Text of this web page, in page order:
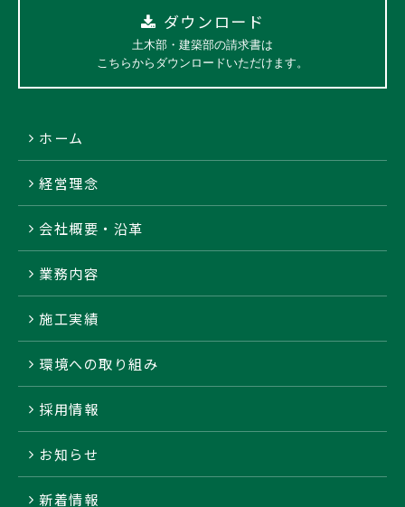
ダウンロード
土木部・建築部の請求書は
こちらからダウンロードいただけます。
ホーム
経営理念
会社概要・沿革
業務内容
施工実績
環境への取り組み
採用情報
お知らせ
新着情報